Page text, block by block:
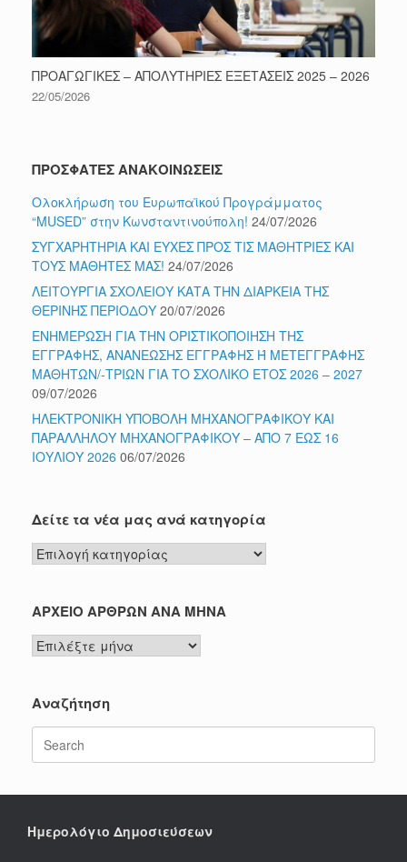
ΠΡΟΑΓΩΓΙΚΕΣ – ΑΠΟΛΥΤΗΡΙΕΣ ΕΞΕΤΑΣΕΙΣ 2025 – 2026
22/05/2026
ΠΡΟΣΦΑΤΕΣ ΑΝΑΚΟΙΝΩΣΕΙΣ
Ολοκλήρωση του Ευρωπαϊκού Προγράμματος
“MUSED” στην Κωνσταντινούπολη! 24/07/2026
ΣΥΓΧΑΡΗΤΗΡΙΑ ΚΑΙ ΕΥΧΕΣ ΠΡΟΣ ΤΙΣ ΜΑΘΗΤΡΙΕΣ ΚΑΙ
ΤΟΥΣ ΜΑΘΗΤΕΣ ΜΑΣ! 24/07/2026
ΛΕΙΤΟΥΡΓΙΑ ΣΧΟΛΕΙΟΥ ΚΑΤΑ ΤΗΝ ΔΙΑΡΚΕΙΑ ΤΗΣ
ΘΕΡΙΝΗΣ ΠΕΡΙΟΔΟΥ 20/07/2026
ΕΝΗΜΕΡΩΣΗ ΓΙΑ ΤΗΝ ΟΡΙΣΤΙΚΟΠΟΙΗΣΗ ΤΗΣ
ΕΓΓΡΑΦΗΣ, ΑΝΑΝΕΩΣΗΣ ΕΓΓΡΑΦΗΣ Ή ΜΕΤΕΓΓΡΑΦΗΣ
ΜΑΘΗΤΩΝ/-ΤΡΙΩΝ ΓΙΑ ΤΟ ΣΧΟΛΙΚΟ ΕΤΟΣ 2026 – 2027
09/07/2026
ΗΛΕΚΤΡΟΝΙΚΗ ΥΠΟΒΟΛΗ ΜΗΧΑΝΟΓΡΑΦΙΚΟΥ ΚΑΙ
ΠΑΡΑΛΛΗΛΟΥ ΜΗΧΑΝΟΓΡΑΦΙΚΟΥ – ΑΠΟ 7 ΕΩΣ 16
ΙΟΥΛΙΟΥ 2026 06/07/2026
Δείτε τα νέα μας ανά κατηγορία
Δείτε
τα
μας
κατηγορία
ΑΡΧΕΙΟ ΑΡΘΡΩΝ ΑΝΑ ΜΗΝΑ
ΑΡΧΕΙΟ
ΑΡΘΡΩΝ
ΜΗΝΑ
Αναζήτηση
Search
for:
Ημερολόγιο Δημοσιεύσεων